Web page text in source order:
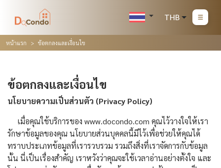
THB
หน้าแรก ข้อตกลงและเงื่อนไข
ข้อตกลงและเงื่อนไข
นโยบายความเป็นส่วนตัว (Privacy Policy)
เมื่อคุณใช้บริการของ www.docondo.com คุณไว้วางใจให้เรา
รักษาข้อมูลของคุณ นโยบายส่วนบุคคลนี้มีไว้เพื่อช่วยให้คุณได้
ทราบประเภทข้อมูลที่เรารวบรวม รวมถึงสิ่งที่เราจัดการกับข้อมูล
นั้น นี่เป็นเรื่องสำคัญ เราหวังว่าคุณจะใช้เวลาอ่านอย่างตั้งใจ และ